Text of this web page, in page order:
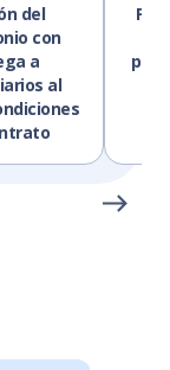
del
con
a
al